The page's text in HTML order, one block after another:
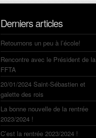
Derniers articles
Retournons un peu à l’école!
Rencontre avec le Président de la
FFTA
20/01/2024 Saint-Sébastien et
galette des rois
La bonne nouvelle de la rentrée
2023/2024 !
C’est la rentrée 2023/2024 !